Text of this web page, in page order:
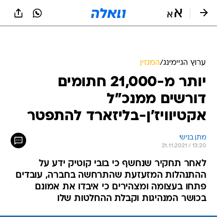
דורשים ממנכ"ל
אקטיוויז'ן-בליזארד להתפטר
מתן בנישי
21.11.2021 / 13:20
לאחר תחקיר שנחשף כי בובי קוטיק ידע על
ההתנהלות המזעזעת שהתרחשה בחברה, עובדים
פתחו בעצומה ומצהירים כי איבדו את אמונם
בכושר המנהיגות וקבלת ההחלטות שלו